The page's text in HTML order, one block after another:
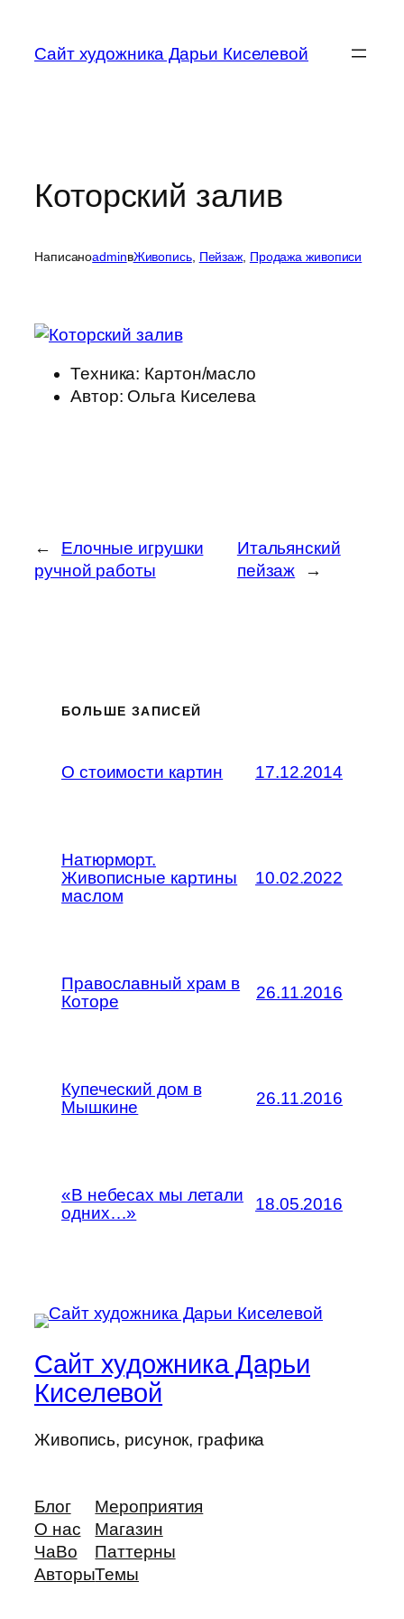
содержимому
Сайт художника Дарьи Киселевой
Которский залив
НаписаноadminвЖивопись, Пейзаж Продажа живописи
Техника: Картон/масло
Автор: Ольга Киселева
←
Елочные игрушки
ручной работы
Итальянский
пейзаж
→
БОЛЬШЕ ЗАПИСЕЙ
О стоимости картин 17.12.2014
Натюрморт.
Живописные картины
маслом
10.02.2022
Православный храм в
Которе
26.11.2016
Купеческий дом в
Мышкине
26.11.2016
«В небесах мы летали
одних…»
18.05.2016
Сайт художника Дарьи
Киселевой
Живопись, рисунок, графика
Блог
О нас
ЧаВо
Авторы
Мероприятия
Магазин
Паттерны
Темы